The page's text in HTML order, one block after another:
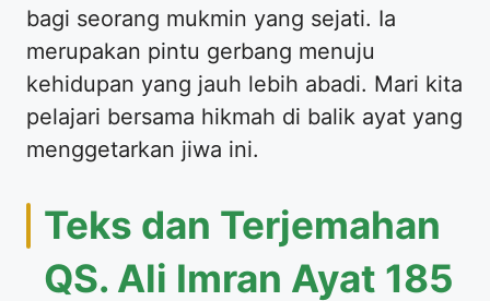
bagi seorang mukmin yang sejati. Ia
merupakan pintu gerbang menuju
kehidupan yang jauh lebih abadi. Mari kita
pelajari bersama hikmah di balik ayat yang
menggetarkan jiwa ini.
Teks dan Terjemahan
QS. Ali Imran Ayat 185